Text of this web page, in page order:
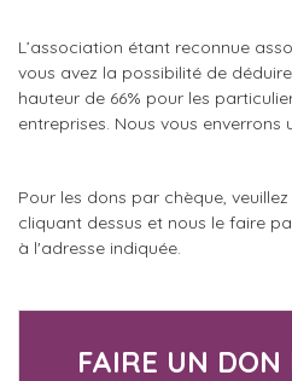
L’association étant reconnue
vous avez la possibilité de
hauteur de 66% pour les
entreprises. Nous vous enverrons
Pour les dons par chèque,
cliquant dessus et nous le faire
à l'adresse indiquée.
FAIRE UN DON